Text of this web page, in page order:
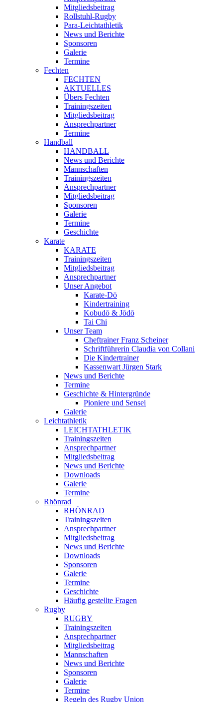
Mitgliedsbeitrag
Rollstuhl-Rugby
Para-Leichtathletik
News und Berichte
Sponsoren
Galerie
Termine
Fechten
FECHTEN
AKTUELLES
Übers Fechten
Trainingszeiten
Mitgliedsbeitrag
Ansprechpartner
Termine
Handball
HANDBALL
News und Berichte
Mannschaften
Trainingszeiten
Ansprechpartner
Mitgliedsbeitrag
Sponsoren
Galerie
Termine
Geschichte
Karate
KARATE
Trainingszeiten
Mitgliedsbeitrag
Ansprechpartner
Unser Angebot
Karate-Dō
Kindertraining
Kobudō & Jōdō
Tai Chi
Unser Team
Cheftrainer Franz Scheiner
Schriftführerin Claudia von Collani
Die Kindertrainer
Kassenwart Jürgen Stark
News und Berichte
Termine
Geschichte & Hintergründe
Pioniere und Sensei
Galerie
Leichtathletik
LEICHTATHLETIK
Trainingszeiten
Ansprechpartner
Mitgliedsbeitrag
News und Berichte
Downloads
Galerie
Termine
Rhönrad
RHÖNRAD
Trainingszeiten
Ansprechpartner
Mitgliedsbeitrag
News und Berichte
Downloads
Sponsoren
Galerie
Termine
Geschichte
Häufig gestellte Fragen
Rugby
RUGBY
Trainingszeiten
Ansprechpartner
Mitgliedsbeitrag
Mannschaften
News und Berichte
Sponsoren
Galerie
Termine
Regeln des Rugby Union